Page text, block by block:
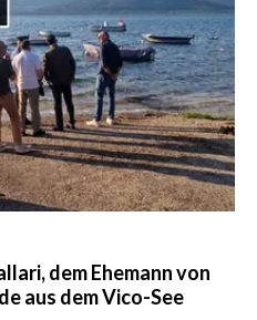
dem Ehemann von
aus dem Vico-See